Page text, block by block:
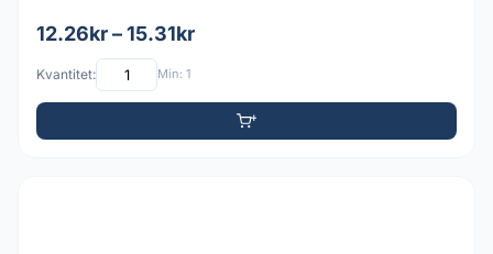
12.26kr – 15.31kr
Kvantitet: Min: 1